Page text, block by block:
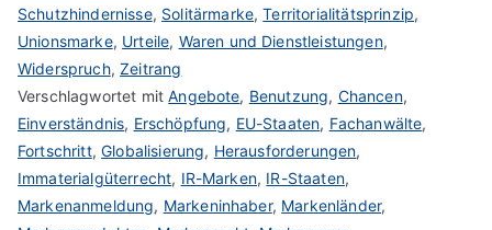
Schutzhindernisse, Solitärmarke,Territorialitätsprinzip,
Unionsmarke, Urteile, Waren und Dienstleistungen,
Widerspruch,Zeitrang
Verschlagwortet mitAngebote, Benutzung, Chancen,
Einverständnis, Erschöpfung, EU-Staaten, Fachanwälte,
Fortschritt,Globalisierung, Herausforderungen,
Immaterialgüterrecht, IR-Marken, IR-Staaten,
Markenanmeldung, Markeninhaber, Markenländer,